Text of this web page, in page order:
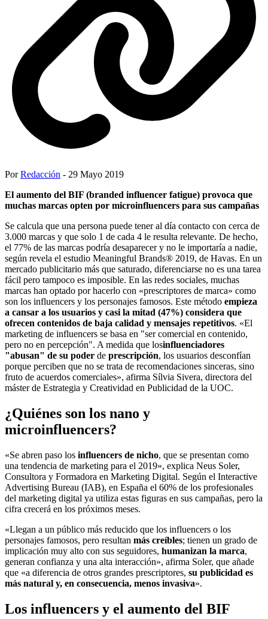
PorRedacción - 29 Mayo 2019
El aumento del BIF (branded influencer fatigue) provoca que
muchas marcas opten por microinfluencers para sus campañas
Se calcula que una persona puede tener al día contacto con cerca de
3.000 marcas y que solo 1 de cada 4 le resulta relevante. De hecho,
el 77% de las marcas podría desaparecer y no le importaría a nadie,
según revela el estudio Meaningful Brands® 2019, de Havas. En un
mercado publicitario más que saturado, diferenciarse no es una tarea
fácil pero tampoco es imposible. En las redes sociales, muchas
marcas han optado por hacerlo con «prescriptores de marca» como
son los influencers y los personajes famosos. Este método empieza
a cansar a los usuarios y casi la mitad (47%) considera que
ofrecen contenidos de baja calidad y mensajes repetitivos. «El
marketing de influencers se basa en "ser comercial en contenido,
pero no en percepción". A medida que losinfluenciadores
"abusan" de su poder de prescripción, los usuarios desconfían
porque perciben que no se trata de recomendaciones sinceras, sino
fruto de acuerdos comerciales», afirma Sílvia Sivera, directora del
máster de Estrategia y Creatividad en Publicidad de la UOC.
¿Quiénes son los nano y
microinfluencers?
«Se abren paso los influencers de nicho, que se presentan como
una tendencia de marketing para el 2019», explica Neus Soler,
Consultora y Formadora en Marketing Digital. Según el Interactive
Advertising Bureau (IAB), en España el 60% de los profesionales
del marketing digital ya utiliza estas figuras en sus campañas, pero la
cifra crecerá en los próximos meses.
«Llegan a un público más reducido que los influencers o los
personajes famosos, pero resultan más creíbles; tienen un grado de
implicación muy alto con sus seguidores, humanizan la marca,
generan confianza y una alta interacción», afirma Soler, que añade
que «a diferencia de otros grandes prescriptores, su publicidad es
más natural y, en consecuencia, menos invasiva».
Los influencers y el aumento del BIF